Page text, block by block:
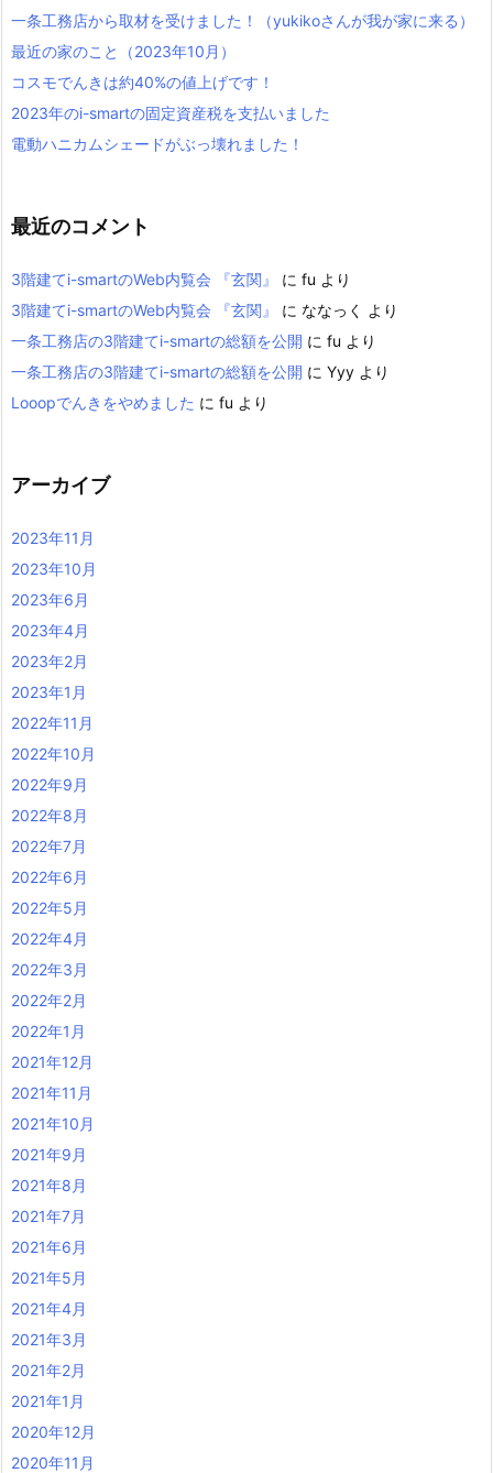
一条工務店から取材を受けました！（yukikoさんが我が家に来る）
最近の家のこと（2023年10月）
コスモでんきは約40%の値上げです！
2023年のi-smartの固定資産税を支払いました
電動ハニカムシェードがぶっ壊れました！
最近のコメント
3階建てi-smartのWeb内覧会 『玄関』 に fu より
3階建てi-smartのWeb内覧会 『玄関』
に ななっく
より
一条工務店の3階建てi-smartの総額を公開 に fu より
一条工務店の3階建てi-smartの総額を公開 に Yyy より
Looopでんきをやめました に fu より
アーカイブ
2023年11月
2023年10月
2023年6月
2023年4月
2023年2月
2023年1月
2022年11月
2022年10月
2022年9月
2022年8月
2022年7月
2022年6月
2022年5月
2022年4月
2022年3月
2022年2月
2022年1月
2021年12月
2021年11月
2021年10月
2021年9月
2021年8月
2021年7月
2021年6月
2021年5月
2021年4月
2021年3月
2021年2月
2021年1月
2020年12月
2020年11月